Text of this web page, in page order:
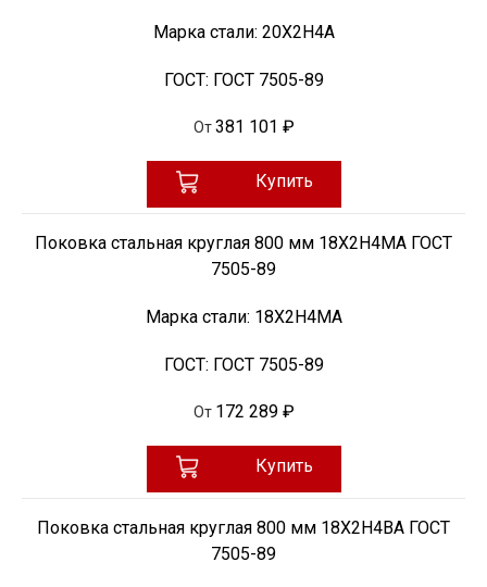
Марка стали: 20Х2Н4А
ГОСТ: ГОСТ 7505-89
От 381 101 ₽
Купить
Поковка стальная круглая 800 мм 18Х2Н4МА ГОСТ
7505-89
Марка стали: 18Х2Н4МА
ГОСТ: ГОСТ 7505-89
От 172 289 ₽
Купить
Поковка стальная круглая 800 мм 18Х2Н4ВА ГОСТ
7505-89